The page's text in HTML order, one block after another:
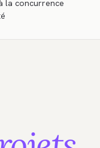
la concurrence